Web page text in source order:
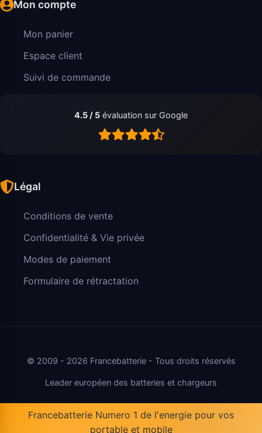
Mon compte
Mon panier
Espace client
Suivi de commande
4.5 / 5 évaluation sur Google
Légal
Conditions de vente
Confidentialité & Vie privée
Modes de paiement
Formulaire de rétractation
© 2009 - 2026 Francebatterie - Tous droits réservés
Leader européen des batteries et chargeurs
Francebatterie Numero 1 de l'energie pour vos
portable et mobile